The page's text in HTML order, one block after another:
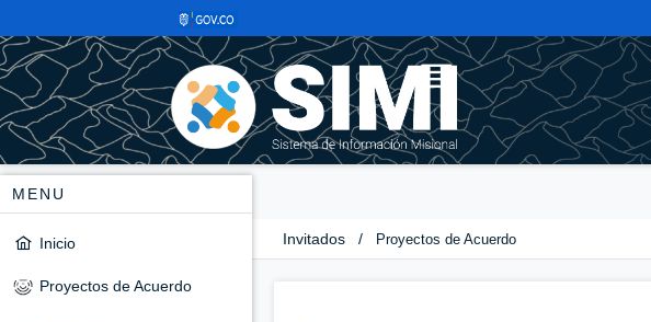
MENU
Inicio
Proyectos de Acuerdo
Invitados / Proyectos de Acuerdo